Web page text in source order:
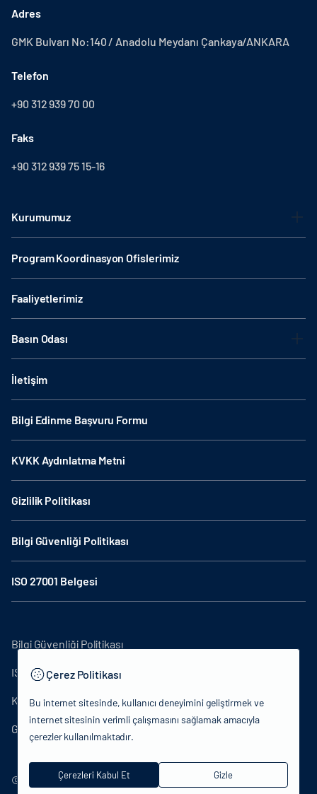
Adres
GMK Bulvarı No:140 / Anadolu Meydanı Çankaya/ANKARA
Telefon
+90 312 939 70 00
Faks
+90 312 939 75 15-16
Kurumumuz
Program Koordinasyon Ofislerimiz
Faaliyetlerimiz
Basın Odası
İletişim
Bilgi Edinme Başvuru Formu
KVKK Aydınlatma Metni
Gizlilik Politikası
Bilgi Güvenliği Politikası
ISO 27001 Belgesi
© 2024 T.C.Kütlür ve Turizm Bakanlığı - Tüm hakları saklıdır.
Bilgi Güvenliği Politikası
ISO27001
KVKK Aydınlatma Metni
Gizlilik Politikası
Çerez Politikası
Bu internet sitesinde, kullanıcı deneyimini geliştirmek ve
internet sitesinin verimli çalışmasını sağlamak amacıyla
çerezler kullanılmaktadır.
Çerezleri Kabul Et Gizle